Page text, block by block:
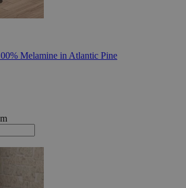
Melamine in Atlantic Pine